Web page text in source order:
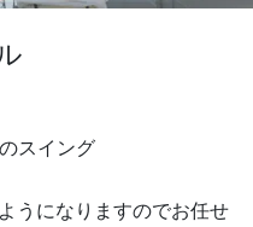
スイング
うになりますのでお任せ